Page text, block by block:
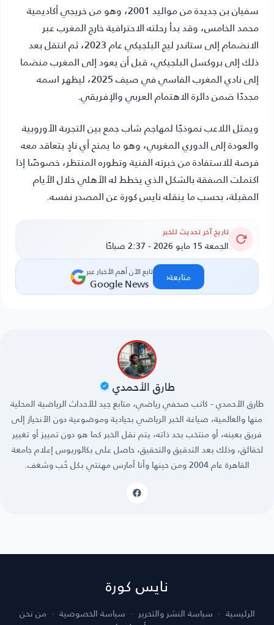
سفيان بن جديدة من مواليد 2001، وهو من خريجي أكاديمية
محمد الخامس، وقد بدأ رحلته الاحترافية خارج المغرب عبر
الانضمام إلى ستاندر ليج البلجيكي عام 2023، ثم انتقل بعد
ذلك إلى بروكسل البلجيكي، قبل أن يعود إلى المغرب منضما
إلى نادي المغرب الفاسي في صيف 2025، ليظهر اسمه
مجددًا ضمن دائرة الاهتمام العربي والإفريقي.
ويمثل اللاعب نموذجًا لمهاجم شاب جمع بين التجربة الأوروبية
والعودة إلى الدوري المغربي، وهو ما يمنح أي نادٍ يتعاقد معه
فرصة للاستفادة من خبرته الفنية وتطوره المنتظر، خصوصًا إذا
اكتملت الصفقة بالشكل الذي يخطط له الأهلي خلال الأيام
المقبلة، بحسب ما ينقلهنايس كورةعن المصدر نفسه.
تاريخ آخر تحديث للخبر
الجمعة 15 مايو 2026 - 2:37 صباحًا
تابع الآن أهم الأخبار عبر
Google News متابعة‹
طارق الأحمدي
طارق الأحمدي - كاتب صحفي رياضي، متابع جيد للأحداث الرياضية المحلية
منها والعالمية، صياغة الخبر الرياضي بحيادية وموضوعية دون الأنحياز إلى
فريق بعينه، أو منتخب بحد ذاته، يتم نقل الخبر كما هو دون تمييز أو تغيير
لحقائق، وذلك بعد التدقيق والتحقيق، حاصل على بكالوريوس إعلام جامعة
القاهرة عام 2004 ومن حينها وأنا أمارس مهنتي بكل حُب وشغف.
نايس كورة
الرئيسية سياسة النشر والتحرير سياسة الخصوصية
من نحن